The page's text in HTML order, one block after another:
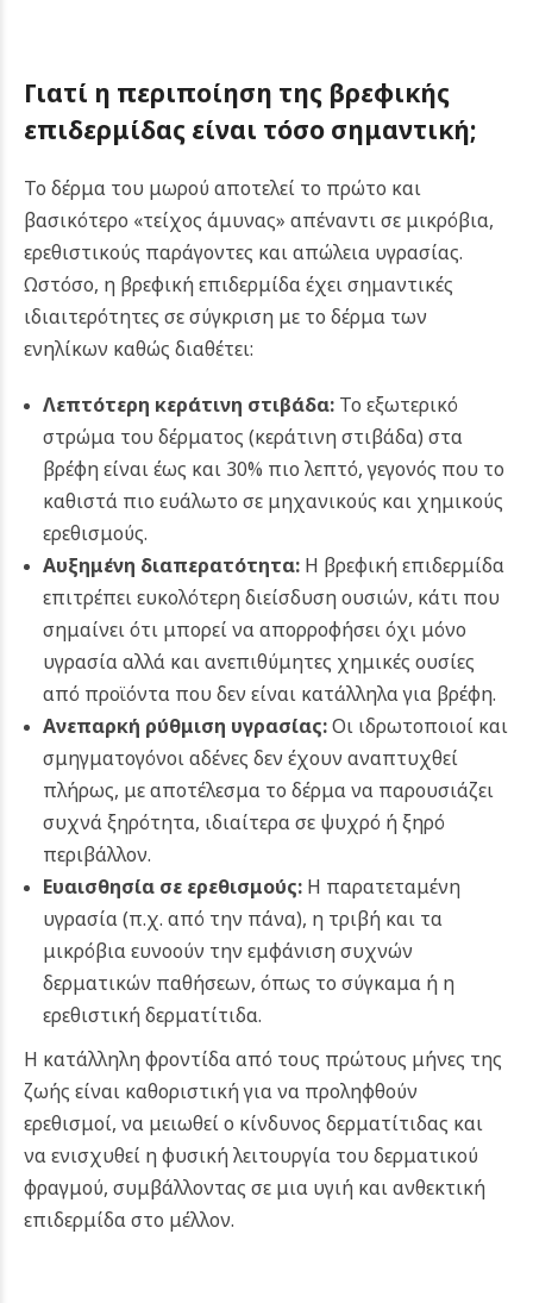
Γιατί η περιποίηση της βρεφικής
επιδερμίδας είναι τόσο σημαντική;
Το δέρμα του μωρού αποτελεί το πρώτο και
βασικότερο «τείχος άμυνας» απέναντι σε μικρόβια,
ερεθιστικούς παράγοντες και απώλεια υγρασίας.
Ωστόσο, η βρεφική επιδερμίδα έχει σημαντικές
ιδιαιτερότητες σε σύγκριση με το δέρμα των
ενηλίκων καθώς διαθέτει:
Λεπτότερη κεράτινη στιβάδα:Το εξωτερικό
στρώμα του δέρματος (κεράτινη στιβάδα) στα
βρέφη είναι έως και 30% πιο λεπτό, γεγονός που το
καθιστά πιο ευάλωτο σε μηχανικούς και χημικούς
ερεθισμούς.
Αυξημένη διαπερατότητα:Η βρεφική επιδερμίδα
επιτρέπει ευκολότερη διείσδυση ουσιών, κάτι που
σημαίνει ότι μπορεί να απορροφήσει όχι μόνο
υγρασία αλλά και ανεπιθύμητες χημικές ουσίες
από προϊόντα που δεν είναι κατάλληλα για βρέφη.
Ανεπαρκή ρύθμιση υγρασίας:Οι ιδρωτοποιοί και
σμηγματογόνοι αδένες δεν έχουν αναπτυχθεί
πλήρως, με αποτέλεσμα το δέρμα να παρουσιάζει
συχνά ξηρότητα, ιδιαίτερα σε ψυχρό ή ξηρό
περιβάλλον.
Ευαισθησία σε ερεθισμούς:Η παρατεταμένη
υγρασία (π.χ. από την πάνα), η τριβή και τα
μικρόβια ευνοούν την εμφάνιση συχνών
δερματικών παθήσεων, όπως το σύγκαμα ή η
ερεθιστική δερματίτιδα.
Η κατάλληλη φροντίδα από τους πρώτους μήνες της
ζωής είναι καθοριστική για να προληφθούν
ερεθισμοί, να μειωθεί ο κίνδυνος δερματίτιδας και
να ενισχυθεί η φυσική λειτουργία του δερματικού
φραγμού, συμβάλλοντας σε μια υγιή και ανθεκτική
επιδερμίδα στο μέλλον.